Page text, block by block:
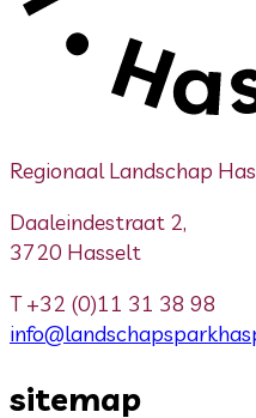
Regionaal Landschap
Daaleindestraat 2,
3720 Hasselt
T+32 (0)11 31 38 98
sitemap